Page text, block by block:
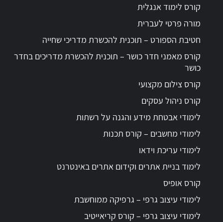
קורס לימוד אנגלית
מורה פרטי לעברית
חטיבת הספורט – תוכנית להכשרת מדריכי שחייה
קורס מאמני חדר כושר – תוכנית להכשרת מדריכים בחדר
כושר
קורס צילום מקצועי
קורס ניהול עסקים
לימודי אבטחת מידע והגנה על רשתות
לימודי מחשבים – קורס תכנות
לימודי עריכת וידאו
לימוד בניית אתרים וקידום אתרים באינטרנט
קורס אופיס
לימודי עיצוב גרפי – גרפיקה ממוחשבת
לימודי עיצוב גרפי – קורס קריאייטיב